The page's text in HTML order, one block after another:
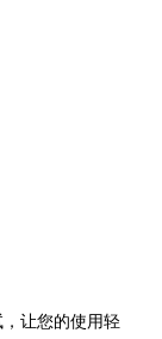
让您的使用轻